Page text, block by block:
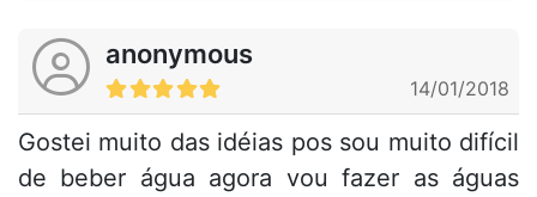
anonymous
14/01/2018
Gostei muito das idéias pos sou muito difícil
de beber água agora vou fazer as águas